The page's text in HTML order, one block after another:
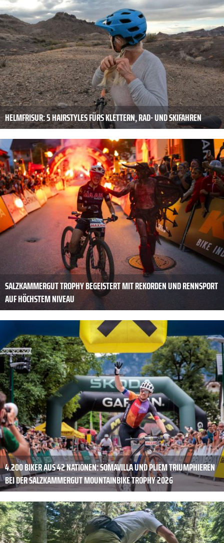
HELMFRISUR: 5 HAIRSTYLES FÜRS KLETTERN, RAD- UND SKIFAHREN
SALZKAMMERGUT TROPHY BEGEISTERT MIT REKORDEN UND RENNSPORT
AUF HÖCHSTEM NIVEAU
4.200 BIKER AUS 42 NATIONEN: SOMAVILLA UND PLIEM TRIUMPHIEREN
BEI DER SALZKAMMERGUT MOUNTAINBIKE TROPHY 2026